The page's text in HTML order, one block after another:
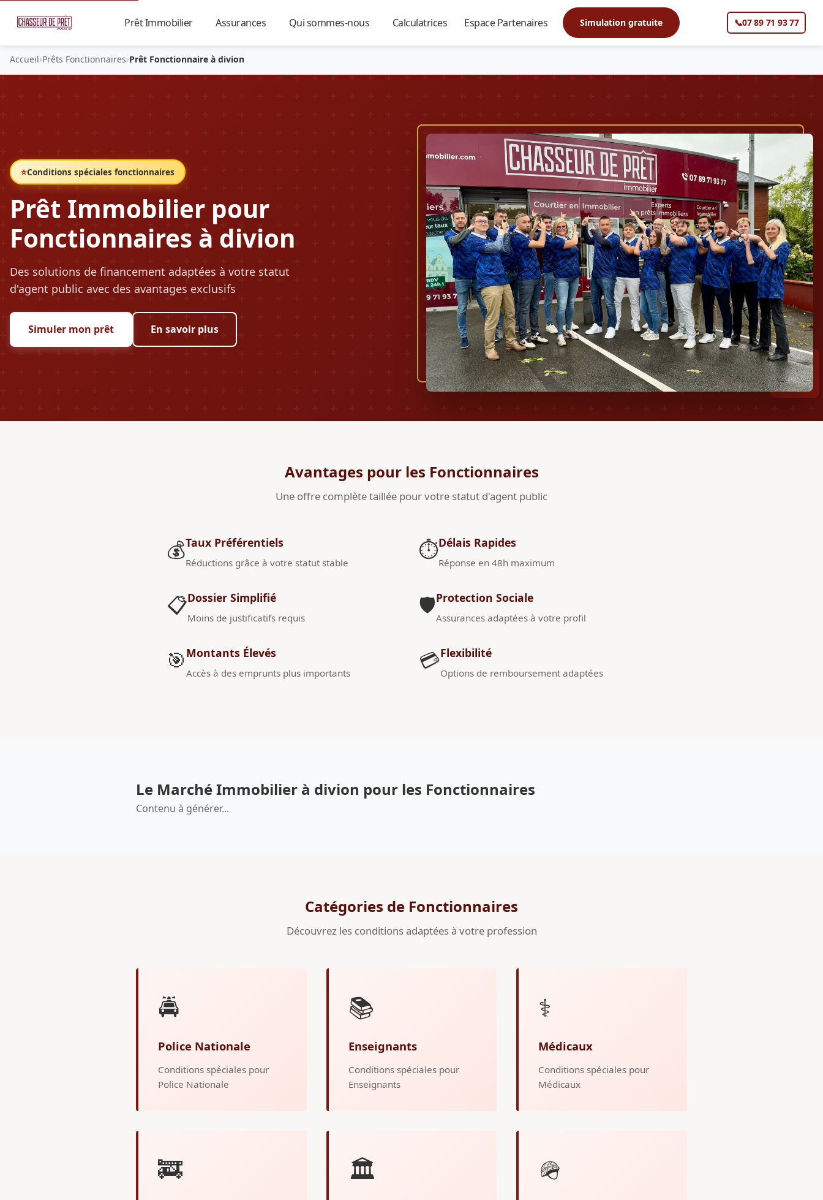
Prêt Immobilier Assurances Qui sommes-nous Calculatrices Espace Partenaires Simulation gratuite 📞07 89 71 93 77
Accueil›Prêts Fonctionnaires›Prêt Fonctionnaire à divion
⭐Conditions spéciales fonctionnaires
Prêt Immobilier pour
Fonctionnaires à divion
Des solutions de financement adaptées à votre statut
d'agent public avec des avantages exclusifs
Simuler mon prêt En savoir plus
Avantages pour les Fonctionnaires
Une offre complète taillée pour votre statut d'agent public
💰Taux Préférentiels
Réductions grâce à votre statut stable
📋Dossier Simplifié
Moins de justificatifs requis
🎯 Montants Élevés
Accès à des emprunts plus importants
⏱️Délais Rapides
Réponse en 48h maximum
🛡️Protection Sociale
Assurances adaptées à votre profil
💳Flexibilité
Options de remboursement adaptées
Le Marché Immobilier à divion pour les Fonctionnaires
Contenu à générer...
Catégories de Fonctionnaires
Découvrez les conditions adaptées à votre profession
🚔
Police Nationale
Conditions spéciales pour
Police Nationale
📚
Enseignants
Conditions spéciales pour
Enseignants
⚕️
Médicaux
Conditions spéciales pour
Médicaux
🚒 🏛️ 🪖